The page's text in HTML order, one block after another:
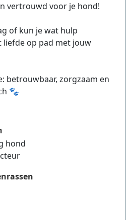
vertrouwd voor je hond!
of kun je wat hulp
liefde op pad met jouw
betrouwbaar, zorgzaam en
🐾
hond